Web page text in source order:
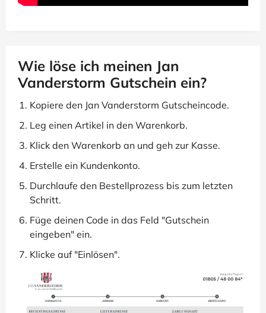
Wie löse ich meinen Jan
Vanderstorm Gutschein ein?
Kopiere den Jan Vanderstorm Gutscheincode.
Leg einen Artikel in den Warenkorb.
Klick den Warenkorb an und geh zur Kasse.
Erstelle ein Kundenkonto.
Durchlaufe den Bestellprozess bis zum letzten
Schritt.
Füge deinen Code in das Feld "Gutschein
eingeben" ein.
Klicke auf "Einlösen".